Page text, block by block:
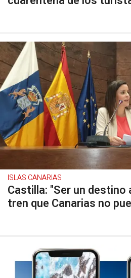
ISLAS CANARIAS
Castilla: "Ser un destino
tren que Canarias no